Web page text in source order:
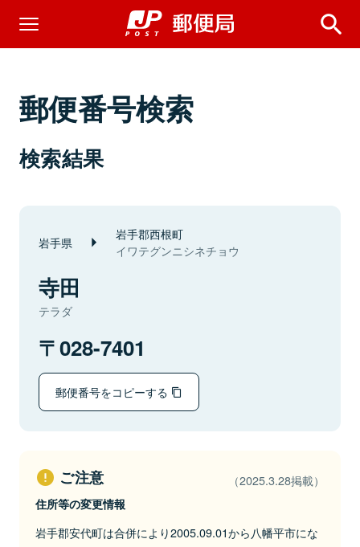
郵便番号検索
検索結果
岩手県 岩手郡西根町
イワテグンニシネチョウ
寺田
テラダ
028-7401
郵便番号をコピーする
ご注意 （2025.3.28掲載）
住所等の変更情報
岩手郡安代町は合併により2005.09.01から八幡平市にな